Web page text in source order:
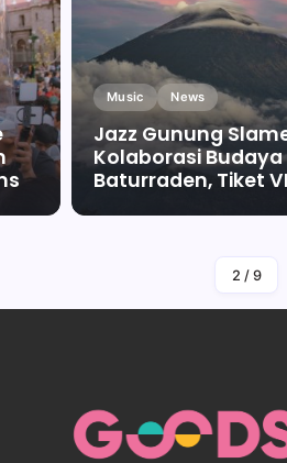
Music News
Jazz Gunung
Kolaborasi Budaya
Baturraden, Tiket
By Falah Malaika Az Zahra
2 / 9